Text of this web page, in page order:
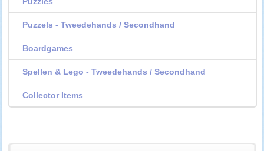
Puzzels - Tweedehands / Secondhand
Boardgames
Spellen & Lego - Tweedehands / Secondhand
Collector Items